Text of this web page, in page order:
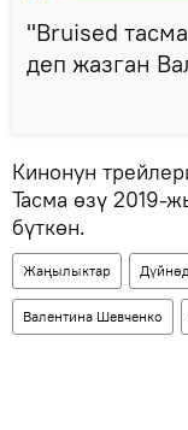
"Bruised
деп жазган
Кинонун
Тасма өзү 2019-
бүткөн.
Жаңылыктар
Валентина Шевченко